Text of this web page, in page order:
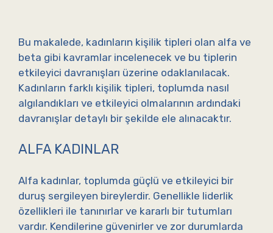
Bu makalede, kadınların kişilik tipleri olan alfa ve
beta gibi kavramlar incelenecek ve bu tiplerin
etkileyici davranışları üzerine odaklanılacak.
Kadınların farklı kişilik tipleri, toplumda nasıl
algılandıkları ve etkileyici olmalarının ardındaki
davranışlar detaylı bir şekilde ele alınacaktır.
ALFA KADINLAR
Alfa kadınlar, toplumda güçlü ve etkileyici bir
duruş sergileyen bireylerdir. Genellikle liderlik
özellikleri ile tanınırlar ve kararlı bir tutumları
vardır. Kendilerine güvenirler ve zor durumlarda